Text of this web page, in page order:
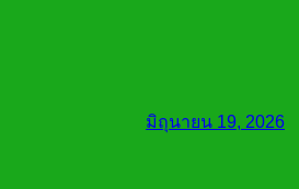
มิถุนายน 19, 2026